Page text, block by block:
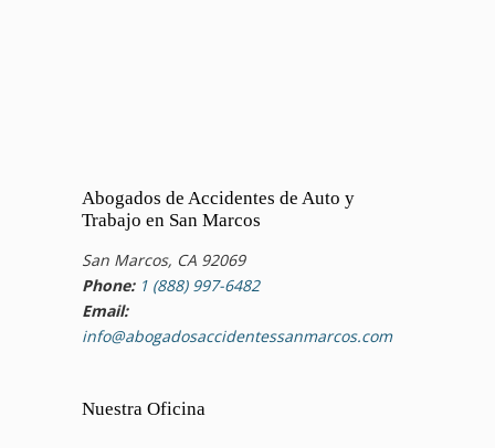
Abogados de Accidentes de Auto y
Trabajo en San Marcos
San Marcos, CA 92069
Phone: 1 (888) 997-6482
Email:
info@abogadosaccidentessanmarcos.com
Nuestra Oficina